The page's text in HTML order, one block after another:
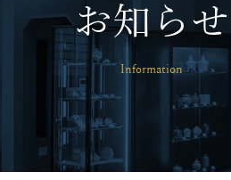
お知らせ
Information